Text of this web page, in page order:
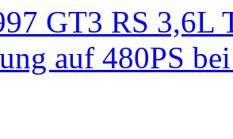
GT3 RS
auf 480PS